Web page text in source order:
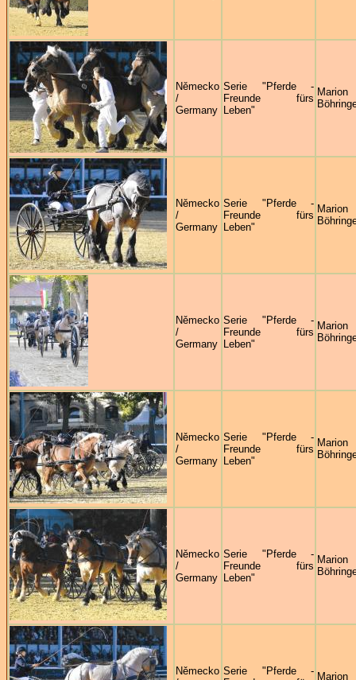
Německo
/
Germany
Serie "Pferde -
Freunde fürs
Leben"
Marion
Německo
/
Germany
Serie "Pferde -
Freunde fürs
Leben"
Marion
Německo
/
Germany
Serie "Pferde -
Freunde fürs
Leben"
Marion
Německo
/
Germany
Serie "Pferde -
Freunde fürs
Leben"
Marion
Německo
/
Germany
Serie "Pferde -
Freunde fürs
Leben"
Marion
Německo Serie "Pferde - Marion